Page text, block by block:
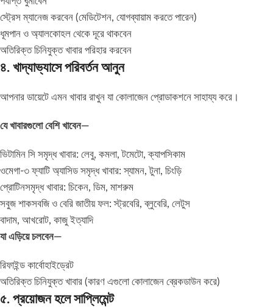
স্ট্রেস ম্যানেজ করবেন (মেডিটেশন, যোগব্যায়াম করতে পারেন)
ধূমপান ও অ্যালকোহল থেকে দূরে থাকবেন
অতিরিক্ত চিনিযুক্ত খাবার পরিহার করবেন
৪. খাদ্যাভ্যাসে পরিবর্তন আনুন
আপনার ডায়েটে এমন খাবার রাখুন যা কোলাজেন প্রোডাকশনে সাহায্য করে।
যে খাবারগুলো বেশি খাবেন—
ভিটামিন সি সমৃদ্ধ খাবার: লেবু, কমলা, টমেটো, ক্যাপসিকাম
ওমেগা-৩ ফ্যাটি অ্যাসিড সমৃদ্ধ খাবার: স্যামন, টুনা, চিংড়ি
প্রোটিনসমৃদ্ধ খাবার: চিকেন, ডিম, মাশরুম
সবুজ শাকসবজি ও বেরি জাতীয় ফল: স্ট্রবেরি, ব্লুবেরি, লেটুস
বাদাম, আখরোট, কাজু ইত্যাদি
যা এড়িয়ে চলবেন—
রিফাইন্ড কার্বোহাইড্রেট
অতিরিক্ত চিনিযুক্ত খাবার (কারণ এগুলো কোলাজেন ব্রেকডাউন করে)
৫. প্রয়োজন হলে সাপ্লিমেন্ট